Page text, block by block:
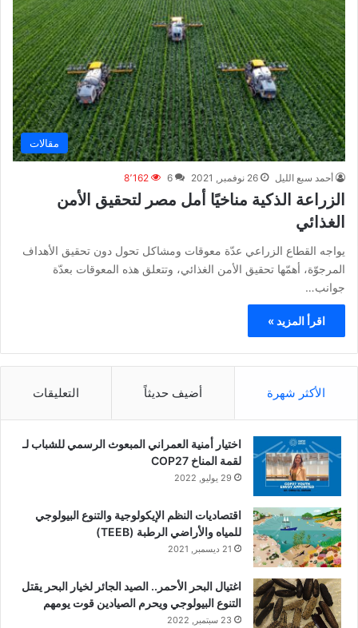
مقالات
أحمد سبع الليل 26 نوفمبر, 2021 6 8٬162
الزراعة الذكية مناخيًا أمل مصر لتحقيق الأمن
الغذائي
يواجه القطاع الزراعي عدّة معوقات ومشاكل تحول دون تحقيق الأهداف
المرجوّة، أهمّها تحقيق الأمن الغذائي، وتتعلق هذه المعوقات بعدّة
جوانب…
اقرأ المزيد »
الأكثر شهرة أضيف حديثاً التعليقات
اختيار أمنية العمراني المبعوث الرسمي للشباب لـ
لقمة المناخ COP27
29 يوليو, 2022
اقتصاديات النظم الإيكولوجية والتنوع البيولوجي
للمياه والأراضي الرطبة (TEEB)
21 ديسمبر, 2021
اغتيال البحر الأحمر.. الصيد الجائر لخيار البحر يقتل
التنوع البيولوجي ويحرم الصيادين قوت يومهم
23 سبتمبر, 2022